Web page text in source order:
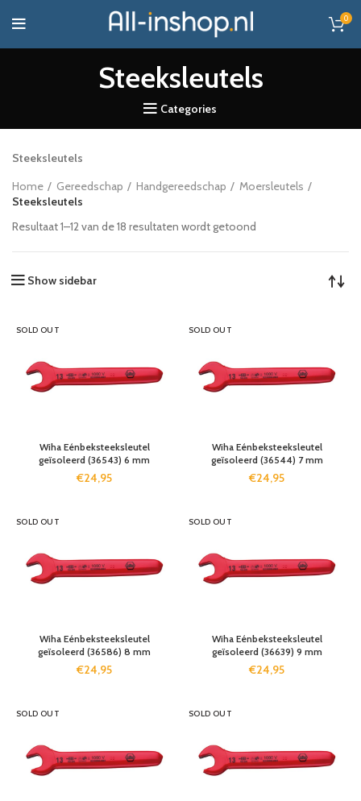
0
Steeksleutels
Categories
Steeksleutels
Home
Gereedschap Handgereedschap
Moersleutels
Steeksleutels
Resultaat 1–12 van de 18 resultaten wordt getoond
Show sidebar
SOLD OUT
Wiha Eénbeksteeksleutel
geïsoleerd (36543) 6 mm
€24,95
SOLD OUT
Wiha Eénbeksteeksleutel
geïsoleerd (36544) 7 mm
€24,95
SOLD OUT
Wiha Eénbeksteeksleutel
geïsoleerd (36586) 8 mm
€24,95
SOLD OUT
Wiha Eénbeksteeksleutel
geïsoleerd (36639) 9 mm
€24,95
SOLD OUT SOLD OUT